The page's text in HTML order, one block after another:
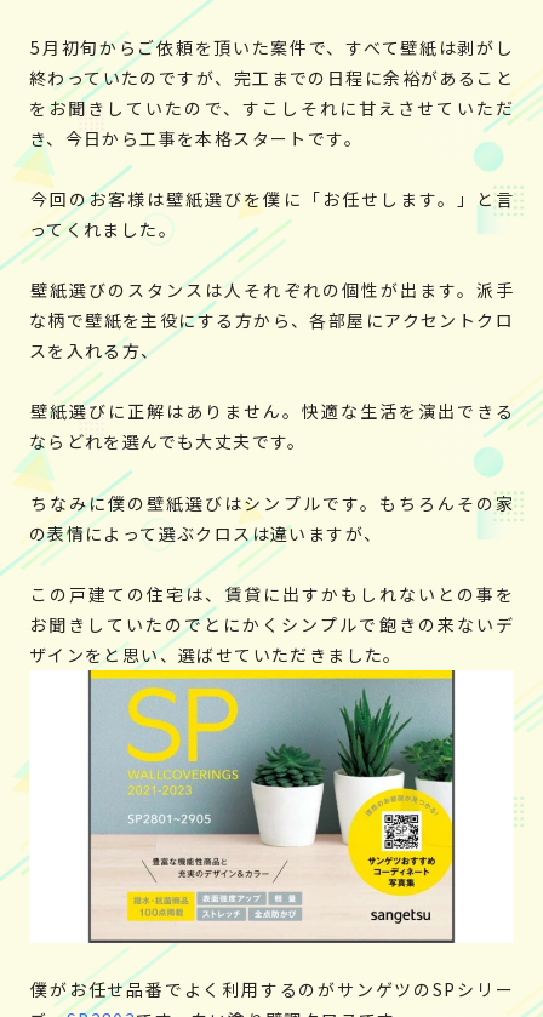
5月初旬からご依頼を頂いた案件で、すべて壁紙は剥がし
終わっていたのですが、完工までの日程に余裕があること
をお聞きしていたので、すこしそれに甘えさせていただ
き、今日から工事を本格スタートです。
今回のお客様は壁紙選びを僕に「お任せします。」と言
ってくれました。
壁紙選びのスタンスは人それぞれの個性が出ます。派手
な柄で壁紙を主役にする方から、各部屋にアクセントクロ
スを入れる方、
壁紙選びに正解はありません。快適な生活を演出できる
ならどれを選んでも大丈夫です。
ちなみに僕の壁紙選びはシンプルです。もちろんその家
の表情によって選ぶクロスは違いますが、
この戸建ての住宅は、賃貸に出すかもしれないとの事を
お聞きしていたのでとにかくシンプルで飽きの来ないデ
ザインをと思い、選ばせていただきました。
僕がお任せ品番でよく利用するのがサンゲツのSPシリー